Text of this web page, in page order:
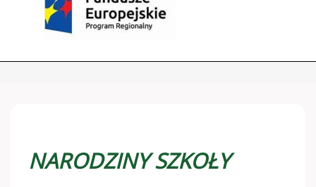
NARODZINY SZKOŁY